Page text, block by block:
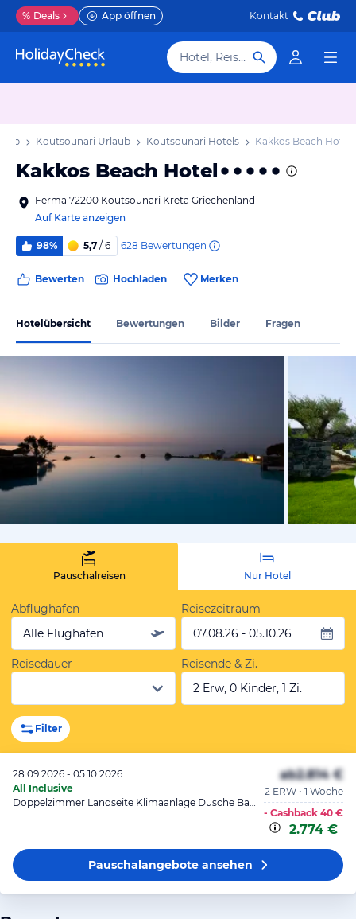
% Deals App öffnen Kontakt
Hotel, Reiseziel
Koutsounari Urlaub Koutsounari Hotels Kakkos Beach Hotel
Kakkos Beach Hotel
Ferma 72200 Koutsounari Kreta Griechenland
Auf Karte anzeigen
98% 5,7 / 6 628 Bewertungen
Bewerten Hochladen Merken
Hotelübersicht Bewertungen Bilder Fragen
vom
Pauschalreisen Nur Hotel
Abflughafen
Alle Flughäfen
Reisezeitraum
07.08.26 - 05.10.26
Reisedauer
Reisende & Zi.
2 Erw, 0 Kinder, 1 Zi.
Filter
28.09.2026 - 05.10.2026
All Inclusive
Doppelzimmer Landseite Klimaanlage Dusche Balkon o. Terrasse
ab2.814 €
2 ERW • 1 Woche
- Cashback 40 €
2.774 €
Pauschalangeboteansehen